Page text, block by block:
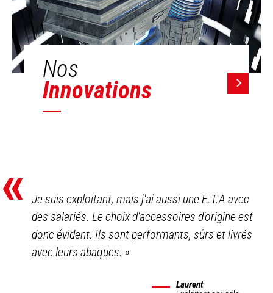
Nos
Innovations
«
Je suis exploitant, mais j'ai aussi une E.T.A avec
des salariés. Le choix d'accessoires d'origine est
donc évident. Ils sont performants, sûrs et livrés
avec leurs abaques.»
Laurent